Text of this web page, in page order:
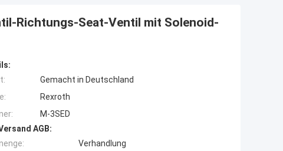
Richtungs-Seat-Ventil mit Solenoid-
Gemacht in Deutschland
Rexroth
M-3SED
AGB:
Verhandlung